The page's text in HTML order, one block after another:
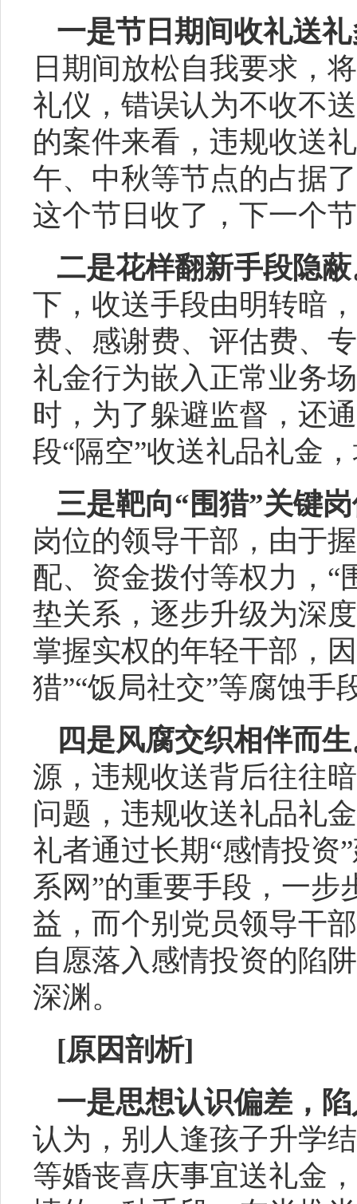
一是节日期间收礼送
日期间放松自我要求，
礼仪，错误认为不收不
的案件来看，违规收送
午、中秋等节点的占据
这个节日收了，下一个
二是花样翻新手段隐
下，收送手段由明转暗
费、感谢费、评估费、
礼金行为嵌入正常业务
时，为了躲避监督，还
段“隔空”收送礼品礼金
三是靶向“围猎”关键
岗位的领导干部，由于
配、资金拨付等权力，“
垫关系，逐步升级为深
掌握实权的年轻干部，
猎”“饭局社交”等腐蚀手
四是风腐交织相伴而
源，违规收送背后往往
问题，违规收送礼品礼
礼者通过长期“感情投资
系网”的重要手段，一
益，而个别党员领导干
自愿落入感情投资的陷
深渊。
[原因剖析]
一是思想认识偏差，
认为，别人逢孩子升学
等婚丧喜庆事宜送礼金